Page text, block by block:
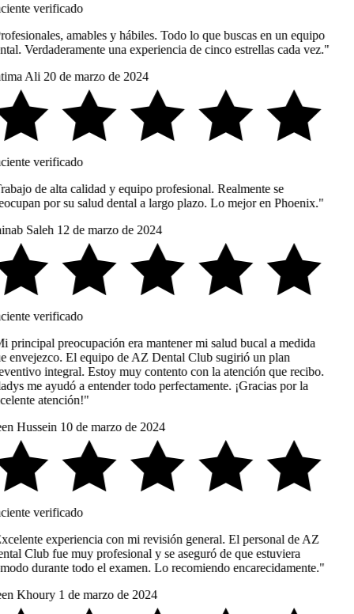
verificado
amables y hábiles. Todo lo que buscas en un equipo
Verdaderamente una experiencia de cinco estrellas cada vez."
Ali 20 de marzo de 2024
verificado
de alta calidad y equipo profesional. Realmente se
por su salud dental a largo plazo. Lo mejor en Phoenix."
Saleh 12 de marzo de 2024
verificado
principal preocupación era mantener mi salud bucal a medida
envejezco. El equipo de AZ Dental Club sugirió un plan
integral. Estoy muy contento con la atención que recibo.
me ayudó a entender todo perfectamente. ¡Gracias por la
atención!"
Hussein 10 de marzo de 2024
verificado
experiencia con mi revisión general. El personal de AZ
Club fue muy profesional y se aseguró de que estuviera
durante todo el examen. Lo recomiendo encarecidamente."
Khoury 1 de marzo de 2024